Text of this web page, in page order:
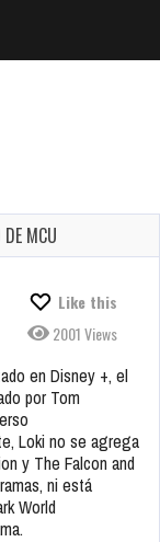
MCU
Like this
2001 Views
en Disney +, el
por Tom
Loki no se agrega
y The Falcon and
ni está
World